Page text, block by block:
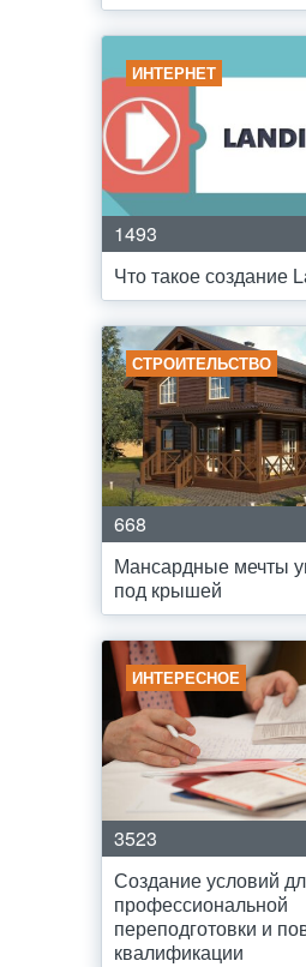
ИНТЕРНЕТ
1493
Что такое создание
СТРОИТЕЛЬСТВО
668
Мансардные мечты
под крышей
ИНТЕРЕСНОЕ
3523
Создание условий
профессиональной
переподготовки и
квалификации